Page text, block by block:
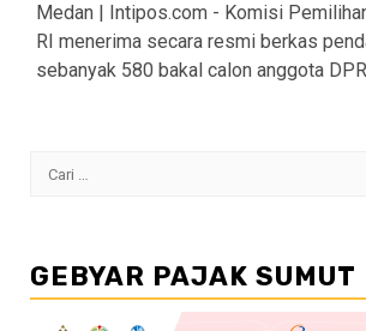
Medan | Intipos.com - Komisi
RI menerima secara resmi berkas
sebanyak 580 bakal calon anggota
Cari
GEBYAR PAJAK SUMUT